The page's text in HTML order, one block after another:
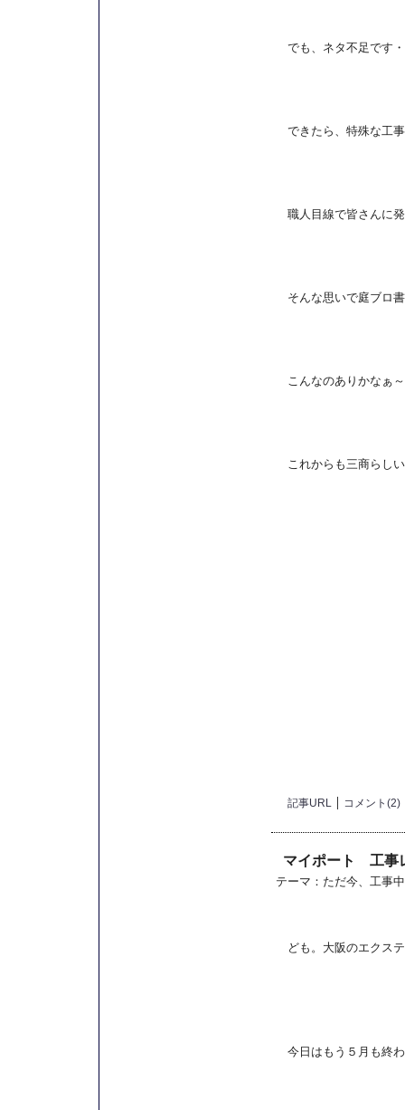
でも、ネタ不足です
できたら、特殊な工
職人目線で皆さんに
そんな思いで庭ブロ
こんなのありかなぁ
これからも三商らし
記事URL コメント(2)
マイポート 工事
テーマ： ただ今、工事
ども。大阪のエクス
今日はもう５月も終